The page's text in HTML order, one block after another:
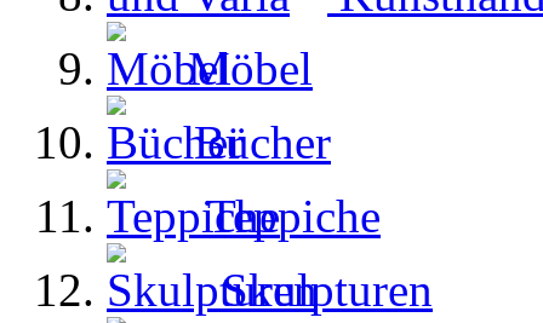
Möbel
Bücher
Teppiche
Skulpturen